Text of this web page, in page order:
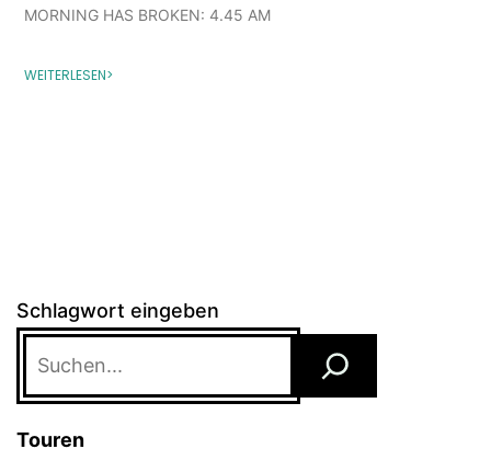
MORNING HAS BROKEN: 4.45 AM
WEITERLESEN>
Schlagwort eingeben
Touren